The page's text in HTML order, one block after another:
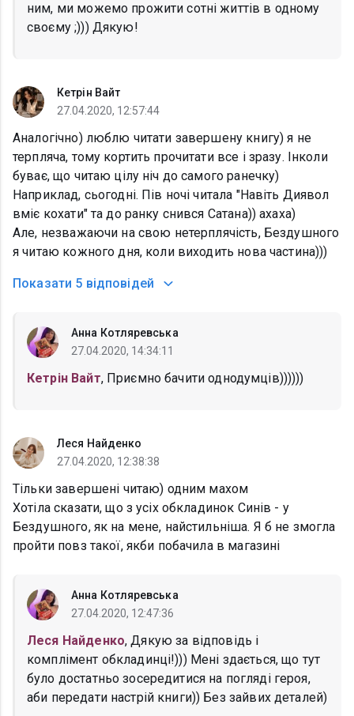
ним, ми можемо прожити сотні життів в одному
своєму ;))) Дякую!
Кетрін Вайт
27.04.2020, 12:57:44
Аналогічно) люблю читати завершену книгу) я не
терпляча, тому кортить прочитати все і зразу. Інколи
буває, що читаю цілу ніч до самого ранечку)
Наприклад, сьогодні. Пів ночі читала "Навіть Диявол
вміє кохати" та до ранку снився Сатана)) ахаха)
Але, незважаючи на свою нетерплячість, Бездушного
я читаю кожного дня, коли виходить нова частина)))
Показати 5 відповідей
Анна Котляревська
27.04.2020, 14:34:11
Кетрін Вайт, Приємно бачити однодумців))))))
Леся Найденко
27.04.2020, 12:38:38
Тільки завершені читаю) одним махом
Хотіла сказати, що з усіх обкладинок Синів - у
Бездушного, як на мене, найстильніша. Я б не змогла
пройти повз такої, якби побачила в магазині
Анна Котляревська
27.04.2020, 12:47:36
Леся Найденко, Дякую за відповідь і
комплімент обкладинці!))) Мені здається, що тут
було достатньо зосередитися на погляді героя,
аби передати настрій книги)) Без зайвих деталей)